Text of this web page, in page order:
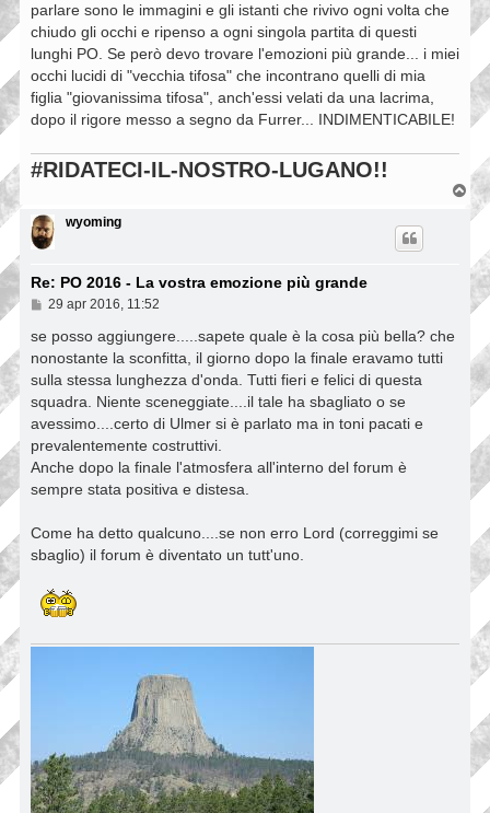
parlare sono le immagini e gli istanti che rivivo ogni volta che
chiudo gli occhi e ripenso a ogni singola partita di questi
lunghi PO. Se però devo trovare l'emozioni più grande... i miei
occhi lucidi di "vecchia tifosa" che incontrano quelli di mia
figlia "giovanissima tifosa", anch'essi velati da una lacrima,
dopo il rigore messo a segno da Furrer... INDIMENTICABILE!
#RIDATECI-IL-NOSTRO-LUGANO!!
T
o
p
wyoming
Re: PO 2016 - La vostra emozione più grande
M
s
a
g
i
o
29 apr 2016, 11:52
se posso aggiungere.....sapete quale è la cosa più bella? che
nonostante la sconfitta, il giorno dopo la finale eravamo tutti
sulla stessa lunghezza d'onda. Tutti fieri e felici di questa
squadra. Niente sceneggiate....il tale ha sbagliato o se
avessimo....certo di Ulmer si è parlato ma in toni pacati e
prevalentemente costruttivi.
Anche dopo la finale l'atmosfera all'interno del forum è
sempre stata positiva e distesa.
Come ha detto qualcuno....se non erro Lord (correggimi se
sbaglio) il forum è diventato un tutt'uno.